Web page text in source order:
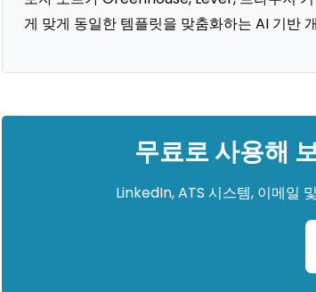
게 맞게 동일한 템플릿을 맞춤화하는 AI 기반
무료로 사용해
LinkedIn, ATS 시스템, 이메일